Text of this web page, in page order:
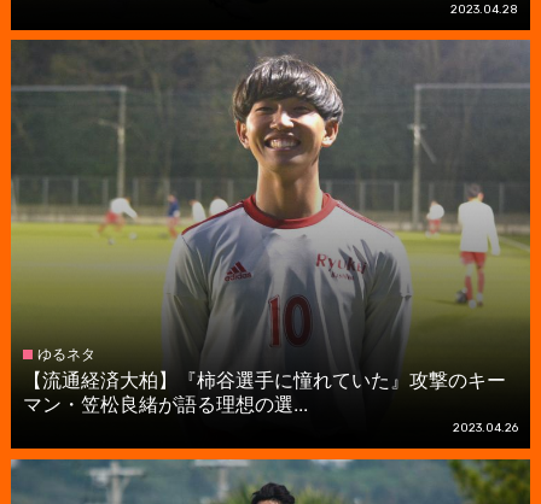
2023.04.28
ゆるネタ
【流通経済大柏】『柿谷選手に憧れていた』攻撃のキー
マン・笠松良緒が語る理想の選...
2023.04.26